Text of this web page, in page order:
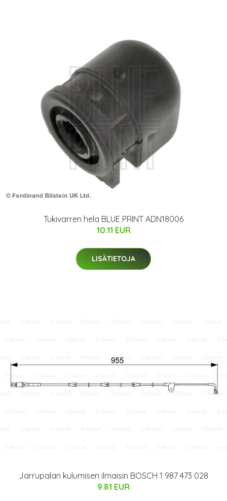
Tukivarren hela BLUE PRINT ADN18006
10.11 EUR
LISÄTIETOJA
Jarrupalan kulumisen ilmaisin BOSCH 1 987 473 028
9.81 EUR